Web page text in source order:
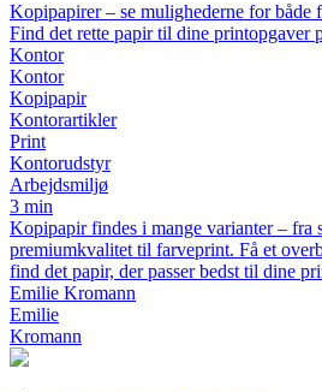
Kopipapirer – se mulighederne for både
Find det rette papir til dine printopgaver
Kontor
Kontor
Kopipapir
Kontorartikler
Print
Kontorudstyr
Arbejdsmiljø
3 min
Kopipapir findes i mange varianter – fra
premiumkvalitet til farveprint. Få et
find det papir, der passer bedst til dine
Emilie Kromann
Emilie
Kromann